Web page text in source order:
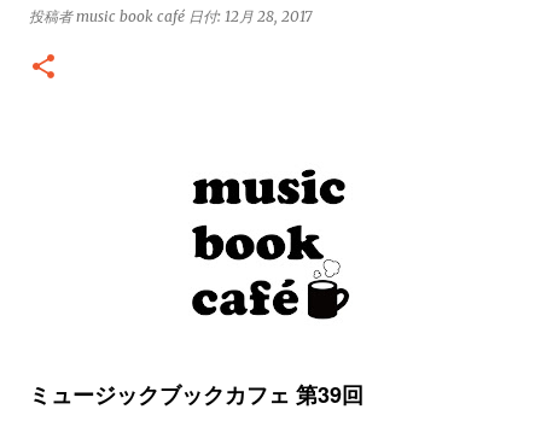
投稿者music book café 日付: 12月 28, 2017
ミュージックブックカフェ 第39回